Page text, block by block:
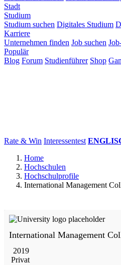
Stadt
Studium
Studium suchen Digitales Studium
Karriere
Unternehmen finden Job suchen
Populär
Blog Forum Studienführer Shop
Rate & Win Interessentest
Home
Hochschulen
Hochschulprofile
International Management
International Management
2019
Privat